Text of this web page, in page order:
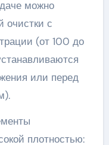
можно
очистки с
(от 100 до
или перед
плотностью: